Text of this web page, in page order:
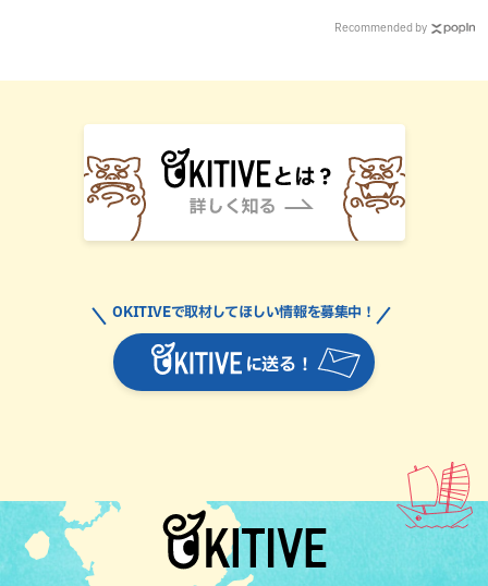
Recommended by
に送る！
OKITIVEで取材してほしい情報を募集中！